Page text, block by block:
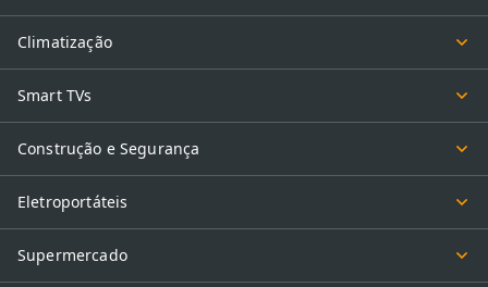
Climatização
Smart TVs
Construção e Segurança
Eletroportáteis
Supermercado